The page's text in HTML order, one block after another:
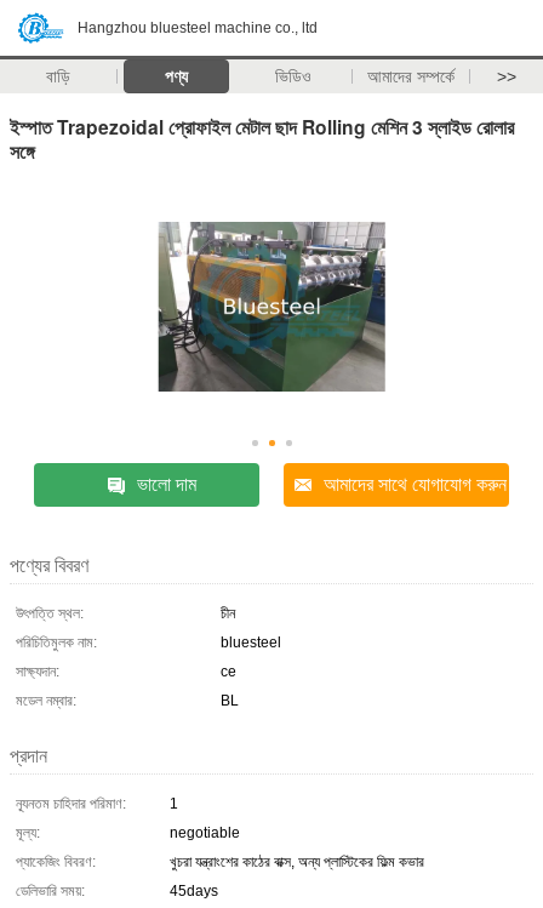
Hangzhou bluesteel machine co., ltd
বাড়ি পণ্য ভিডিও আমাদের সম্পর্কে >>
ইস্পাত Trapezoidal প্রোফাইল মেটাল ছাদ Rolling মেশিন 3 স্লাইড রোলার
সঙ্গে
ভালো দাম আমাদের সাথে যোগাযোগ করুন
পণ্যের বিবরণ
উৎপত্তি স্থল:
চীন
পরিচিতিমুলক নাম:
bluesteel
সাক্ষ্যদান:
ce
মডেল নম্বার:
BL
প্রদান
ন্যূনতম চাহিদার পরিমাণ:
1
মূল্য:
negotiable
প্যাকেজিং বিবরণ:
খুচরা যন্ত্রাংশের কাঠের বাক্স, অন্য প্লাস্টিকের ফিল্ম কভার
ডেলিভারি সময়:
45days